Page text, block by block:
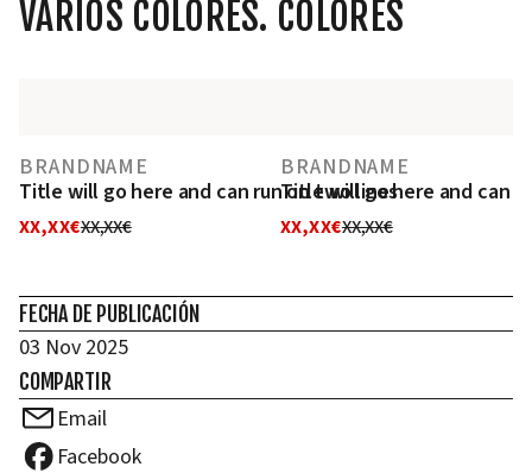
VARIOS COLORES. COLORES
BRANDNAME
Title will go here and can run on two lines
XX,XX€XX,XX€
BRANDNAME
Title will go here and can
XX,XX€XX,XX€
FECHA DE PUBLICACIÓN
03 Nov 2025
COMPARTIR
Email
Facebook